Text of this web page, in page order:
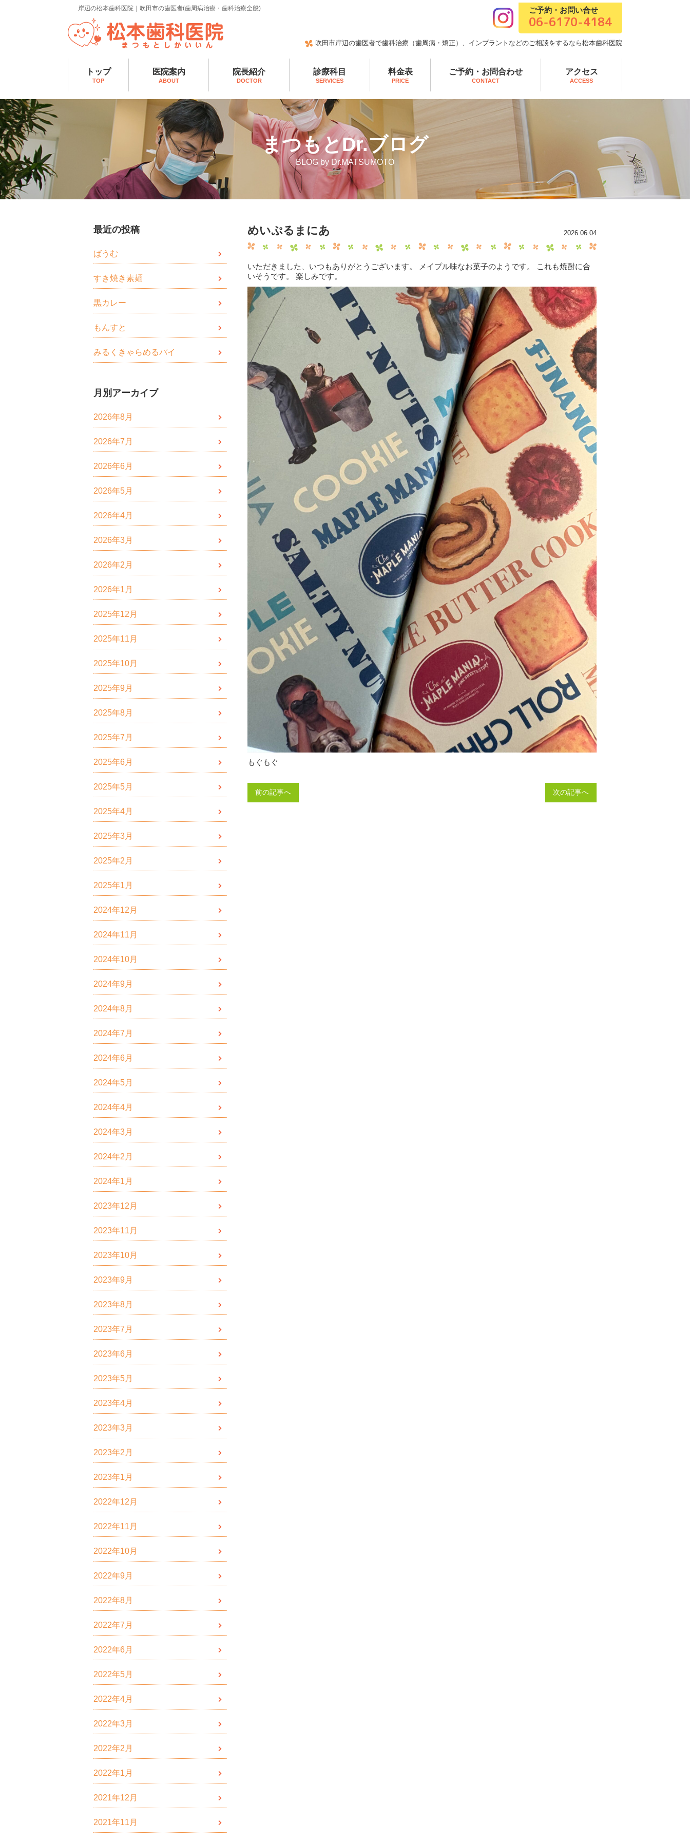
岸辺の松本歯科医院｜吹田市の歯医者(歯周病治療・歯科治療全般)
吹田市岸辺の歯医者で歯科治療（歯周病・矯正）、 インプラントなどのご相談をするなら松本歯科医院
ご予約・お問い合せ
06-6170-4184
トップ
TOP
医院案内
ABOUT
院長紹介
DOCTOR
診療科目
SERVICES
料金表
PRICE
ご予約・お問合わせ
CONTACT
アクセス
ACCESS
まつもとDr.ブログ
BLOG by Dr.MATSUMOTO
2026.06.04
めいぷるまにあ
いただきました、いつもありがとうございます。 メイプル味なお菓子のようです。 これも焼酎に合
いそうです。 楽しみです。
もぐもぐ
前の記事へ 次の記事へ
最近の投稿
ばうむ
すき焼き素麺
黒カレー
もんすと
みるくきゃらめるパイ
月別アーカイブ
2026年8月
2026年7月
2026年6月
2026年5月
2026年4月
2026年3月
2026年2月
2026年1月
2025年12月
2025年11月
2025年10月
2025年9月
2025年8月
2025年7月
2025年6月
2025年5月
2025年4月
2025年3月
2025年2月
2025年1月
2024年12月
2024年11月
2024年10月
2024年9月
2024年8月
2024年7月
2024年6月
2024年5月
2024年4月
2024年3月
2024年2月
2024年1月
2023年12月
2023年11月
2023年10月
2023年9月
2023年8月
2023年7月
2023年6月
2023年5月
2023年4月
2023年3月
2023年2月
2023年1月
2022年12月
2022年11月
2022年10月
2022年9月
2022年8月
2022年7月
2022年6月
2022年5月
2022年4月
2022年3月
2022年2月
2022年1月
2021年12月
2021年11月